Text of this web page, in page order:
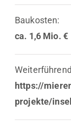
Baukosten:
ca. 1,6 Mio. €
https://
projekte/